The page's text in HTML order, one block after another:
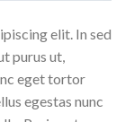
elit. In sed
purus ut,
eget tortor
egestas nunc